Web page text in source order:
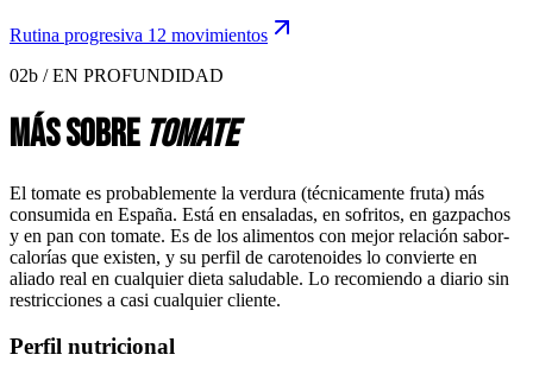
Rutina progresiva 12 movimientos
02b / EN PROFUNDIDAD
Más sobre tomate
El tomate es probablemente la verdura (técnicamente fruta) más
consumida en España. Está en ensaladas, en sofritos, en gazpachos
y en pan con tomate. Es de los alimentos con mejor relación sabor-
calorías que existen, y su perfil de carotenoides lo convierte en
aliado real en cualquier dieta saludable. Lo recomiendo a diario sin
restricciones a casi cualquier cliente.
Perfil nutricional